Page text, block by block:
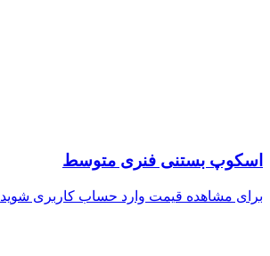
اسکوپ بستنی فنری متوسط
برای مشاهده قیمت وارد حساب کاربری شوید